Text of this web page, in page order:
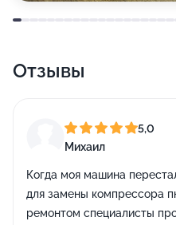
Отзывы
5,0
Михаил
Когда моя машина
для замены компрессора
ремонтом специалисты